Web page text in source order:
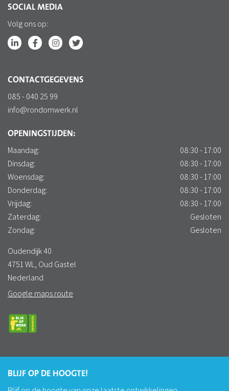
SOCIAL MEDIA
Volg ons op:
CONTACTGEGEVENS
085 - 040 25 99
info@rondomwerk.nl
OPENINGSTIJDEN:
Maandag:
08:30 - 17:00
Dinsdag:
08:30 - 17:00
Woensdag:
08:30 - 17:00
Donderdag:
08:30 - 17:00
Vrijdag:
08:30 - 17:00
Zaterdag:
Gesloten
Zondag:
Gesloten
Oudendijk 40
4751 WL, Oud Gastel
Nederland
Google maps route
BLIJF OP DE HOOGTE!